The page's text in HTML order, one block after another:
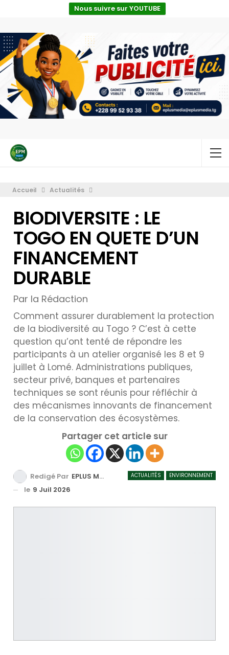
Nous suivre sur YOUTUBE
Accueil Actualités
BIODIVERSITE : LE
TOGO EN QUETE D’UN
FINANCEMENT
DURABLE
Par la Rédaction
Comment assurer durablement la protection
de la biodiversité au Togo ? C’est à cette
question qu’ont tenté de répondre les
participants à un atelier organisé les 8 et 9
juillet à Lomé. Administrations publiques,
secteur privé, banques et partenaires
techniques se sont réunis pour réfléchir à
des mécanismes innovants de financement
de la conservation des écosystèmes.
Partager cet article sur
ACTUALITÉS ENVIRONNEMENT
Redigé Par EPLUS MEDIA TV
le 9 Juil 2026